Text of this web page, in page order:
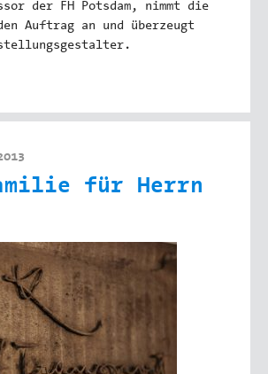
der FH Potsdam, nimmt die
Auftrag an und überzeugt
für Herrn